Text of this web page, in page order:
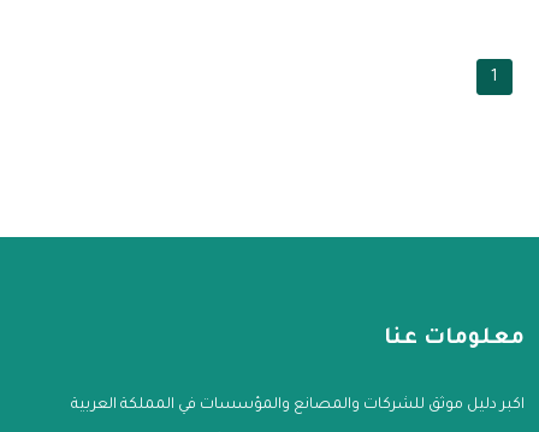
1
معلومات عنا
اكبر دليل موثق للشركات والمصانع والمؤسسات في المملكة العربية